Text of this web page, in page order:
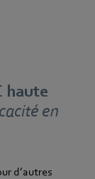
haute
en
d’autres